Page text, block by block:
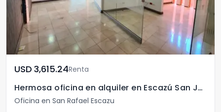
USD	3,615.24Renta
Hermosa oficina en alquiler en Escazú San José
Oficina en San Rafael Escazu